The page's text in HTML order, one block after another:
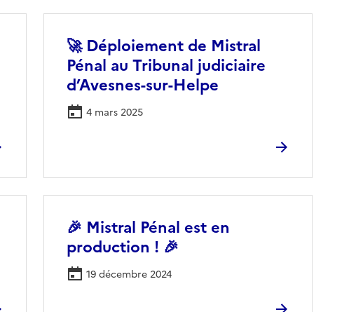
🚀 Déploiement de Mistral
Pénal au Tribunal judiciaire
d’Avesnes-sur-Helpe
4 mars 2025
🎉 Mistral Pénal est en
production ! 🎉
19 décembre 2024